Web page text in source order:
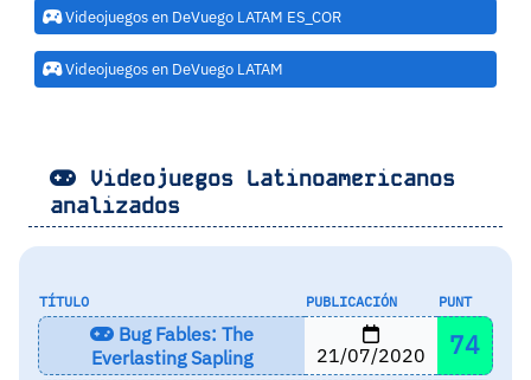
Videojuegos en DeVuego LATAM ES_COR
Videojuegos en DeVuego LATAM
Videojuegos Latinoamericanos
analizados
TÍTULO PUBLICACIÓN PUNT
Bug Fables: The
Everlasting Sapling
21/07/2020 74